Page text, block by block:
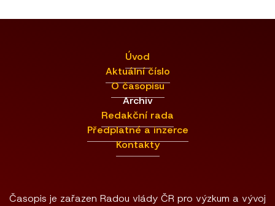
Úvod
Aktuální číslo
O časopisu
Archiv
Redakční rada
Předplatné a inzerce
Kontakty
Časopis je zařazen Radou vlády ČR pro výzkum a vývoj